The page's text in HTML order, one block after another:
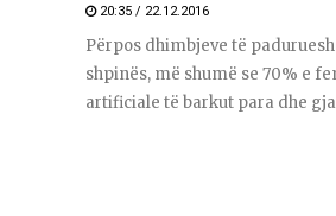
20:35 / 22.12.2016
Përpos dhimbjeve të
shpinës, më shumë se 70% e
artificiale të barkut para dhe